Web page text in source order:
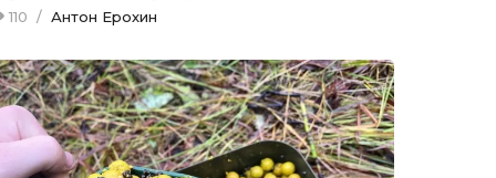
110 /Антон Ерохин